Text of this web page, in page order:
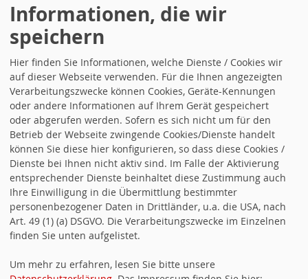
Suche
Was ist für Dich das
wichtigste Thema in
Landshut?
Bezahlbarer Wohnraum
Gute Verkehrsanbindung
Starke Wirtschaft
Informationen, die wir
speichern
Hier finden Sie Informationen, welche Dienste / Cookies wir
auf dieser Webseite verwenden. Für die Ihnen angezeigten
Verarbeitungszwecke können Cookies, Geräte-Kennungen
oder andere Informationen auf Ihrem Gerät gespeichert
oder abgerufen werden. Sofern es sich nicht um für den
Betrieb der Webseite zwingende Cookies/Dienste handelt
können Sie diese hier konfigurieren, so dass diese Cookies /
Dienste bei Ihnen nicht aktiv sind. Im Falle der Aktivierung
entsprechender Dienste beinhaltet diese Zustimmung auch
Ihre Einwilligung in die Übermittlung bestimmter
personenbezogener Daten in Drittländer, u.a. die USA, nach
Art. 49 (1) (a) DSGVO. Die Verarbeitungszwecke im Einzelnen
finden Sie unten aufgelistet.
Um mehr zu erfahren, lesen Sie bitte unsere